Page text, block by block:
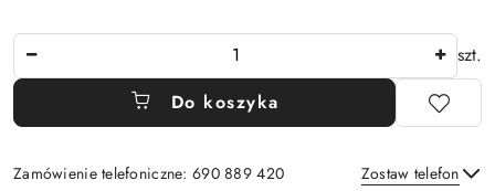
szt.
Do koszyka
Zamówienie telefoniczne: 690 889 420 Zostaw telefon